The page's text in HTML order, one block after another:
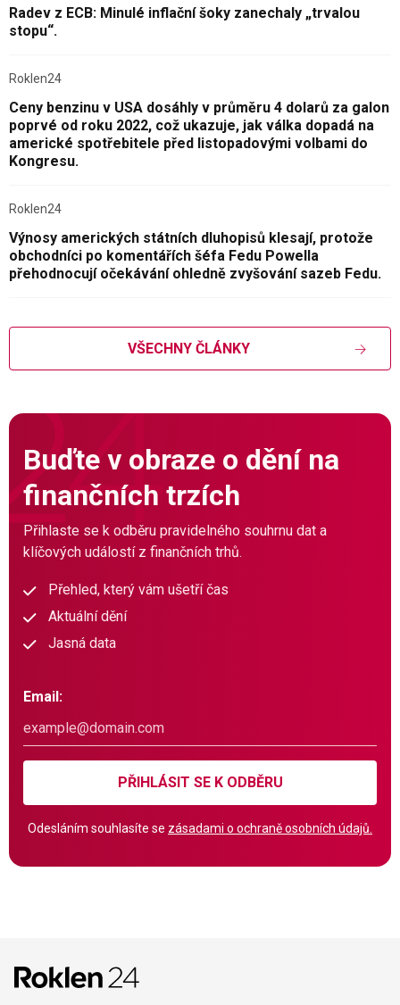
Radev z ECB: Minulé inflační šoky zanechaly „trvalou
stopu“.
Roklen24
Ceny benzinu v USA dosáhly v průměru 4 dolarů za galon
poprvé od roku 2022, což ukazuje, jak válka dopadá na
americké spotřebitele před listopadovými volbami do
Kongresu.
Roklen24
Výnosy amerických státních dluhopisů klesají, protože
obchodníci po komentářích šéfa Fedu Powella
přehodnocují očekávání ohledně zvyšování sazeb Fedu.
VŠECHNY ČLÁNKY
Buďte v obraze o dění na
finančních trzích
Přihlaste se k odběru pravidelného souhrnu dat a
klíčových událostí z finančních trhů.
Přehled, který vám ušetří čas
Aktuální dění
Jasná data
Email:
PŘIHLÁSIT SE K ODBĚRU
Odesláním souhlasíte se zásadami o ochraně osobních údajů.